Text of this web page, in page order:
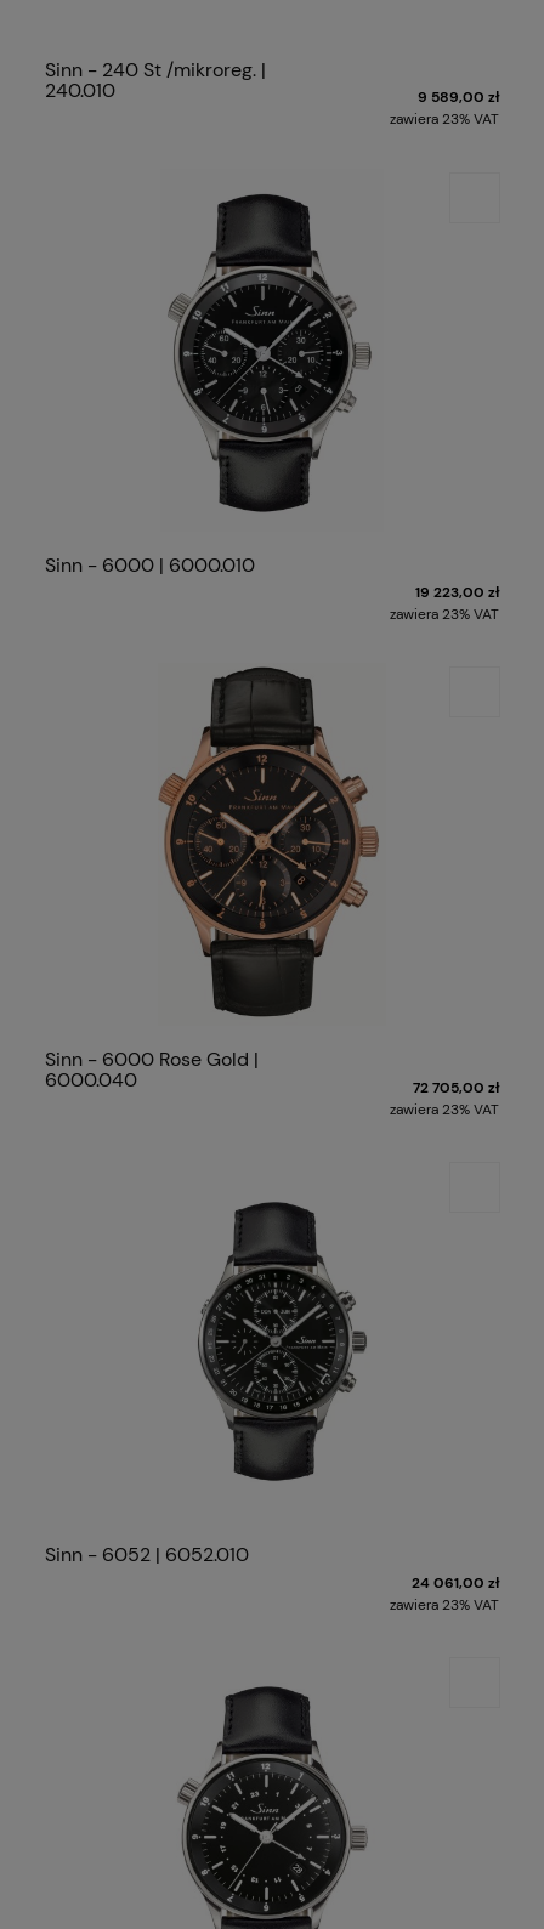
Sinn - 240 St /mikroreg. |
240.010
9 589,00 zł
zawiera 23% VAT
Sinn - 6000 | 6000.010
19 223,00 zł
zawiera 23% VAT
Sinn - 6000 Rose Gold |
6000.040
72 705,00 zł
zawiera 23% VAT
Sinn - 6052 | 6052.010
24 061,00 zł
zawiera 23% VAT